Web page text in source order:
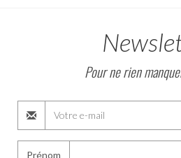
Pour ne rien
Prénom